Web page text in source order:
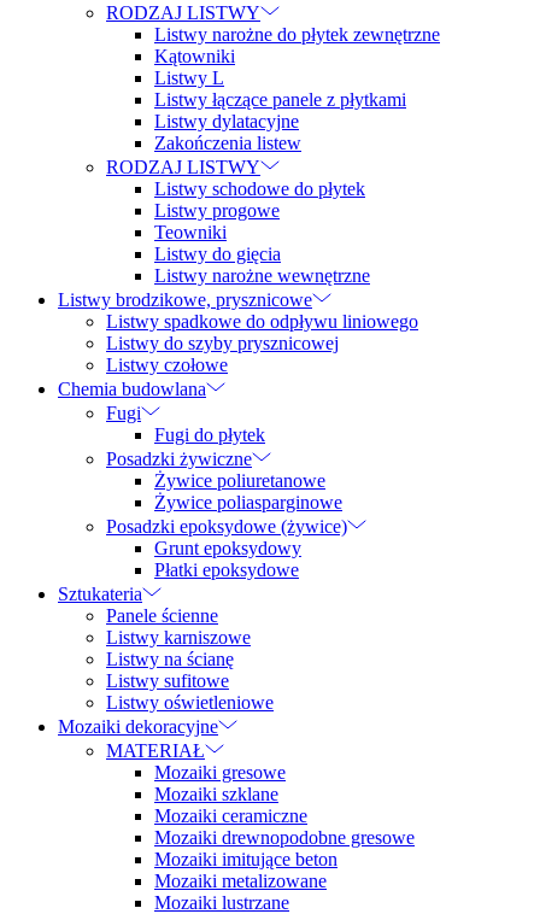
RODZAJ LISTWY
Listwy narożne do płytek zewnętrzne
Kątowniki
Listwy L
Listwy łączące panele z płytkami
Listwy dylatacyjne
Zakończenia listew
RODZAJ LISTWY
Listwy schodowe do płytek
Listwy progowe
Teowniki
Listwy do gięcia
Listwy narożne wewnętrzne
Listwy brodzikowe, prysznicowe
Listwy spadkowe do odpływu liniowego
Listwy do szyby prysznicowej
Listwy czołowe
Chemia budowlana
Fugi
Fugi do płytek
Posadzki żywiczne
Żywice poliuretanowe
Żywice poliasparginowe
Posadzki epoksydowe (żywice)
Grunt epoksydowy
Płatki epoksydowe
Sztukateria
Panele ścienne
Listwy karniszowe
Listwy na ścianę
Listwy sufitowe
Listwy oświetleniowe
Mozaiki dekoracyjne
MATERIAŁ
Mozaiki gresowe
Mozaiki szklane
Mozaiki ceramiczne
Mozaiki drewnopodobne gresowe
Mozaiki imitujące beton
Mozaiki metalizowane
Mozaiki lustrzane